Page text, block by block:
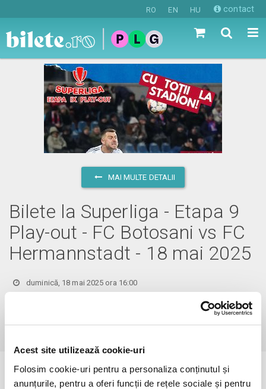
Acest site utilizează cookie-uri
Folosim cookie-uri pentru a personaliza conținutul și
anunțurile, pentru a oferi funcții de rețele sociale și pentru
RO EN HU contact
MAI MULTE DETALII
Bilete la Superliga - Etapa 9
Play-out - FC Botosani vs FC
Hermannstadt - 18 mai 2025
duminică, 18 mai 2025 ora 16:00
Evenimentul a expirat.